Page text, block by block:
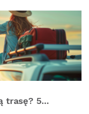
trasę? 5...